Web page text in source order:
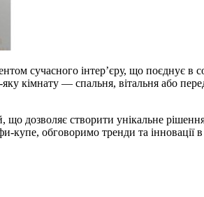
сучасного інтер’єру, що поєднує в
кімнату — спальня, вітальня або
дозволяє створити унікальне
обговоримо тренди та інновації